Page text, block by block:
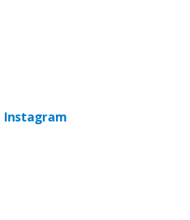
Instagram